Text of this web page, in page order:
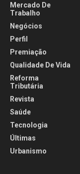
Mercado De
Trabalho
Negócios
Perfil
Premiação
Qualidade De Vida
Reforma
Tributária
Revista
Saúde
Tecnologia
Últimas
Urbanismo